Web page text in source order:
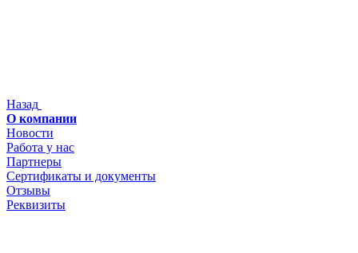
Назад
О компании
Новости
Работа у нас
Партнеры
Сертификаты и документы
Отзывы
Реквизиты